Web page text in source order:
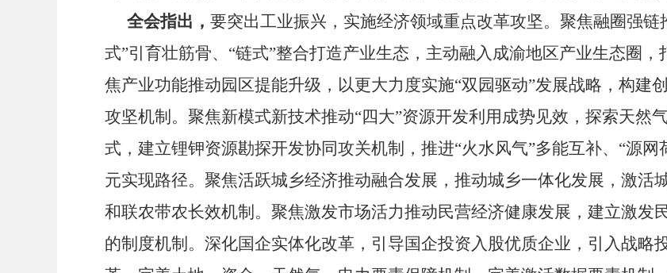
全会指出， 要突出工业振兴，实施经济领域重点改革攻坚。聚焦融圈强链
式”引育壮筋骨、 “链式”整合打造产业生态，主动融入成渝地区产业生态圈
焦产业功能推动园区提能升级，以更大力度实施“双园驱动”发展战略，构建
攻坚机制。聚焦新模式新技术推动“四大”资源开发利用成势见效，探索天然
式，建立锂钾资源勘探开发协同攻关机制，推进“火水风气”多能互补、 “源网
元实现路径。聚焦活跃城乡经济推动融合发展，推动城乡一体化发展，激活
和联农带农长效机制。聚焦激发市场活力推动民营经济健康发展，建立激发
的制度机制。深化国企实体化改革，引导国企投资入股优质企业，引入战略